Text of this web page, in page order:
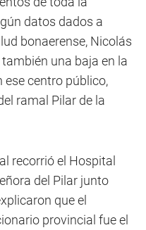
datos dados a
bonaerense, Nicolás
una baja en la
centro público,
ramal Pilar de la
recorrió el Hospital
del Pilar junto
que el
provincial fue el